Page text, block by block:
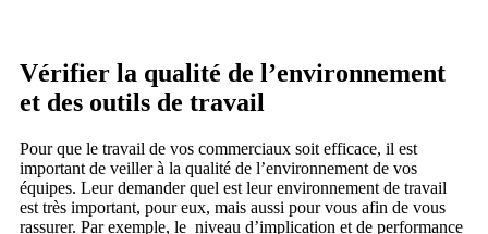
Vérifier la qualité de l’environnement
et des outils de travail
Pour que le travail de vos commerciaux soit efficace, il est
important de veiller à la qualité de l’environnement de vos
équipes. Leur demander quel est leur environnement de travail
est très important, pour eux, mais aussi pour vous afin de vous
rassurer. Par exemple, le niveau d’implication et de performance